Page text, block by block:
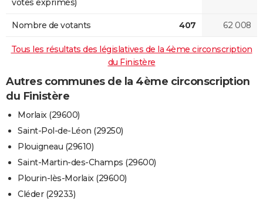
votes exprimés)
Nombre de votants 407 62 008
Tous les résultats des législatives de la 4ème circonscription
du Finistère
Autres communes de la 4ème circonscription
du Finistère
Morlaix (29600)
Saint-Pol-de-Léon (29250)
Plouigneau (29610)
Saint-Martin-des-Champs (29600)
Plourin-lès-Morlaix (29600)
Cléder (29233)